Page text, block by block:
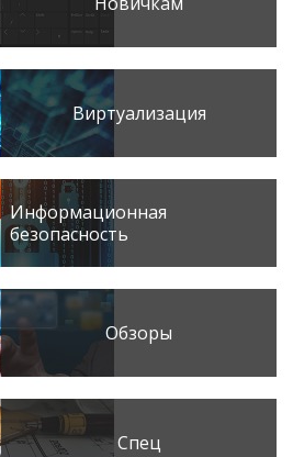
Виртуализация
Информационная
безопасность
Обзоры
Спец